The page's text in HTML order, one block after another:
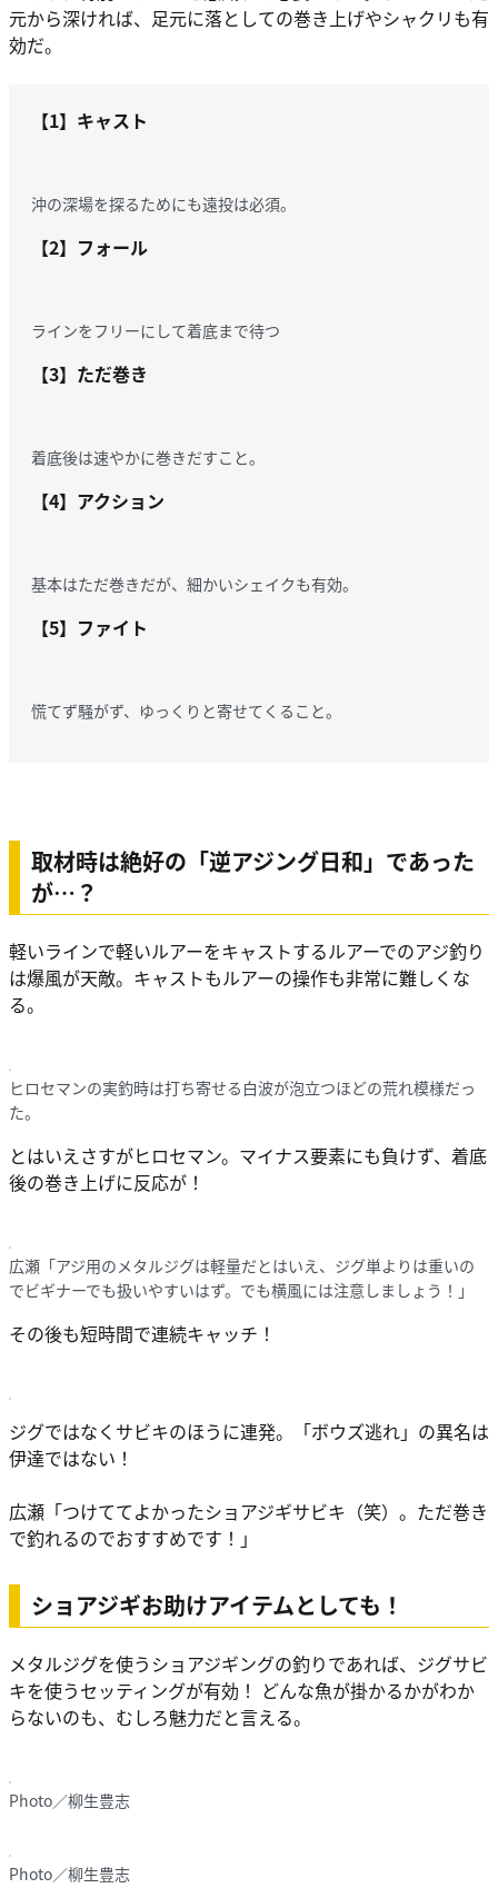
元から深ければ、足元に落としての巻き上げやシャクリも有
効だ。
【1】キャスト
沖の深場を探るためにも遠投は必須。
【2】フォール
ラインをフリーにして着底まで待つ
【3】ただ巻き
着底後は速やかに巻きだすこと。
【4】アクション
基本はただ巻きだが、細かいシェイクも有効。
【5】ファイト
慌てず騒がず、ゆっくりと寄せてくること。
取材時は絶好の「逆アジング日和」であった
が…？
軽いラインで軽いルアーをキャストするルアーでのアジ釣り
は爆風が天敵。キャストもルアーの操作も非常に難しくな
る。
ヒロセマンの実釣時は打ち寄せる白波が泡立つほどの荒れ模様だっ
た。
とはいえさすがヒロセマン。マイナス要素にも負けず、着底
後の巻き上げに反応が！
広瀬「アジ用のメタルジグは軽量だとはいえ、ジグ単よりは重いの
でビギナーでも扱いやすいはず。でも横風には注意しましょう！」
その後も短時間で連続キャッチ！
ジグではなくサビキのほうに連発。「ボウズ逃れ」の異名は
伊達ではない！
広瀬 「つけててよかったショアジギサビキ（笑）。ただ巻き
で釣れるのでおすすめです！」
ショアジギお助けアイテムとしても！
メタルジグを使うショアジギングの釣りであれば、ジグサビ
キを使うセッティングが有効！ どんな魚が掛かるかがわか
らないのも、むしろ魅力だと言える。
Photo／柳生豊志
Photo／柳生豊志